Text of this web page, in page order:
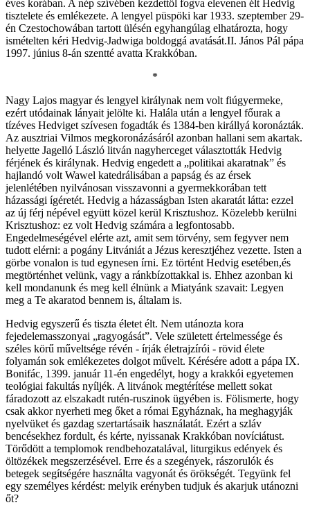
éves korában. A nép szívében kezdettől fogva elevenen élt Hedvig
tisztelete és emlékezete. A lengyel püspöki kar 1933. szeptember 29-
én Czestochowában tartott ülésén egyhangúlag elhatározta, hogy
ismételten kéri Hedvig-Jadwiga boldoggá avatását.II. János Pál pápa
1997. június 8-án szentté avatta Krakkóban.
*
Nagy Lajos magyar és lengyel királynak nem volt fiúgyermeke,
ezért utódainak lányait jelölte ki. Halála után a lengyel főurak a
tízéves Hedviget szívesen fogadták és 1384-ben királlyá koronázták.
Az ausztriai Vilmos megkoronázásáról azonban hallani sem akartak.
helyette Jagelló László litván nagyherceget választották Hedvig
férjének és királynak. Hedvig engedett a „politikai akaratnak” és
hajlandó volt Wawel katedrálisában a papság és az érsek
jelenlétében nyilvánosan visszavonni a gyermekkorában tett
házassági ígéretét. Hedvig a házasságban Isten akaratát látta: ezzel
az új férj népével együtt közel kerül Krisztushoz. Közelebb kerülni
Krisztushoz: ez volt Hedvig számára a legfontosabb.
Engedelmeségével elérte azt, amit sem törvény, sem fegyver nem
tudott elérni: a pogány Litvániát a Jézus keresztjéhez vezette. Isten a
görbe vonalon is tud egynesen írni. Ez történt Hedvig esetében,és
megtörténhet velünk, vagy a ránkbízottakkal is. Ehhez azonban ki
kell mondanunk és meg kell élnünk a Miatyánk szavait: Legyen
meg a Te akaratod bennem is, általam is.
Hedvig egyszerű és tiszta életet élt. Nem utánozta kora
fejedelemasszonyai „ragyogását”. Vele született értelmessége és
széles körű műveltsége révén - írják életrajzírói - rövid élete
folyamán sok emlékezetes dolgot művelt. Kérésére adott a pápa IX.
Bonifác, 1399. január 11-én engedélyt, hogy a krakkói egyetemen
teológiai fakultás nyíljék. A litvánok megtérítése mellett sokat
fáradozott az elszakadt rutén-ruszinok ügyében is. Fölismerte, hogy
csak akkor nyerheti meg őket a római Egyháznak, ha meghagyják
nyelvüket és gazdag szertartásaik használatát. Ezért a szláv
bencésekhez fordult, és kérte, nyissanak Krakkóban novíciátust.
Törődött a templomok rendbehozatalával, liturgikus edények és
öltözékek megszerzésével. Erre és a szegények, rászorulók és
betegek segítségére használta vagyonát és örökségét. Tegyünk fel
egy személyes kérdést: melyik erényben tudjuk és akarjuk utánozni
őt?